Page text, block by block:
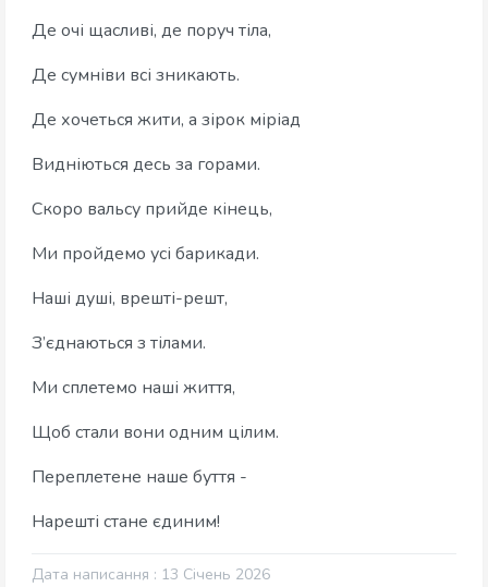
Де очі щасливі, де поруч тіла,
Де сумніви всі зникають.
Де хочеться жити, а зірок міріад
Видніються десь за горами.
Скоро вальсу прийде кінець,
Ми пройдемо усі барикади.
Наші душі, врешті-решт,
З’єднаються з тілами.
Ми сплетемо наші життя,
Щоб стали вони одним цілим.
Переплетене наше буття -
Нарешті стане єдиним!
Дата написання : 13 Січень 2026